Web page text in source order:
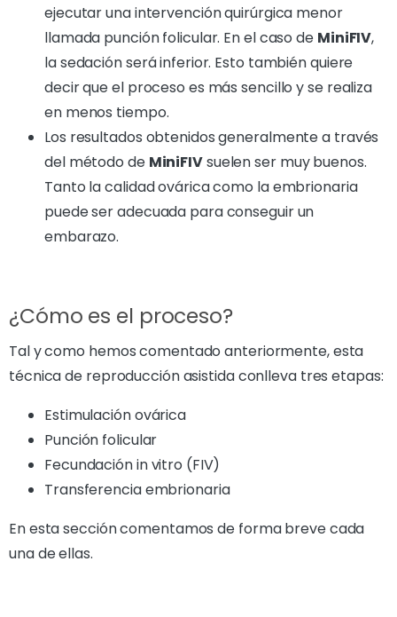
ejecutar una intervención quirúrgica menor
llamada punción folicular. En el caso de MiniFIV,
la sedación será inferior. Esto también quiere
decir que el proceso es más sencillo y se realiza
en menos tiempo.
Los resultados obtenidos generalmente a través
del método de MiniFIVsuelen ser muy buenos.
Tanto la calidad ovárica como la embrionaria
puede ser adecuada para conseguir un
embarazo.
¿Cómo es el proceso?
Tal y como hemos comentado anteriormente, esta
técnica de reproducción asistida conlleva tres etapas:
Estimulación ovárica
Punción folicular
Fecundación in vitro (FIV)
Transferencia embrionaria
En esta sección comentamos de forma breve cada
una de ellas.